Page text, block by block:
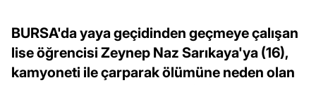
BURSA'da yaya geçidinden geçmeye çalışan
lise öğrencisi Zeynep Naz Sarıkaya'ya (16),
kamyoneti ile çarparak ölümüne neden olan